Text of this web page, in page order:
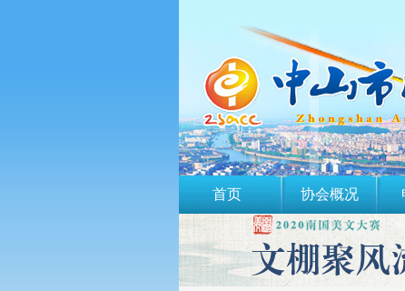
首页 协会概况